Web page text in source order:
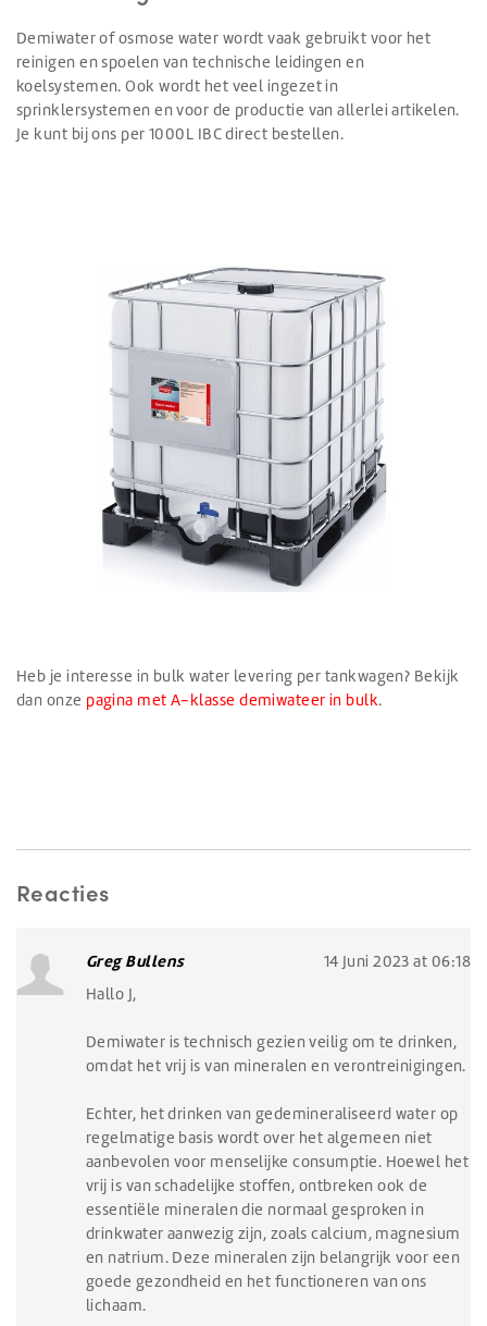
Demiwater of osmose water wordt vaak gebruikt voor het
reinigen en spoelen van technische leidingen en
koelsystemen. Ook wordt het veel ingezet in
sprinklersystemen en voor de productie van allerlei artikelen.
Je kunt bij ons per 1000L IBC direct bestellen.
Heb je interesse in bulk water levering per tankwagen? Bekijk
dan onze pagina met A-klasse demiwateer in bulk.
Reacties
Greg Bullens
14 Juni 2023 at 06:18
Hallo J,
Demiwater is technisch gezien veilig om te drinken,
omdat het vrij is van mineralen en verontreinigingen.
Echter, het drinken van gedemineraliseerd water op
regelmatige basis wordt over het algemeen niet
aanbevolen voor menselijke consumptie. Hoewel het
vrij is van schadelijke stoffen, ontbreken ook de
essentiële mineralen die normaal gesproken in
drinkwater aanwezig zijn, zoals calcium, magnesium
en natrium. Deze mineralen zijn belangrijk voor een
goede gezondheid en het functioneren van ons
lichaam.